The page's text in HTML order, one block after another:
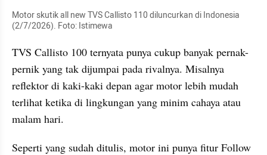
Motor skutik all new TVS Callisto 110 diluncurkan di Indonesia
(2/7/2026). Foto: Istimewa
TVS Callisto 100 ternyata punya cukup banyak pernak-
pernik yang tak dijumpai pada rivalnya. Misalnya
reflektor di kaki-kaki depan agar motor lebih mudah
terlihat ketika di lingkungan yang minim cahaya atau
malam hari.
Seperti yang sudah ditulis, motor ini punya fitur Follow